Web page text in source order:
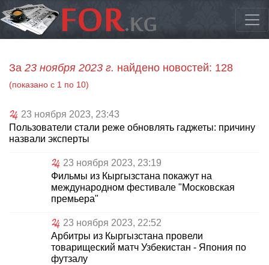
За 23 ноября 2023 г. найдено новостей: 128
(показано с 1 по 10)
23 ноября 2023, 23:43
Пользователи стали реже обновлять гаджеты: причину
назвали эксперты
23 ноября 2023, 23:19
Фильмы из Кыргызстана покажут на
международном фестивале "Московская
премьера"
23 ноября 2023, 22:52
Арбитры из Кыргызстана провели
товарищеский матч Узбекистан - Япония по
футзалу